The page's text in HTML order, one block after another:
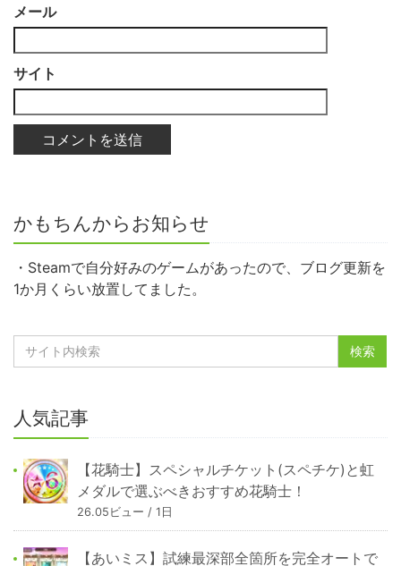
メール
サイト
かもちんからお知らせ
・Steamで自分好みのゲームがあったので、ブログ更新を
1か月くらい放置してました。
人気記事
【花騎士】スペシャルチケット(スペチケ)と虹
メダルで選ぶべきおすすめ花騎士！
26.05ビュー / 1日
【あいミス】試練最深部全箇所を完全オートで